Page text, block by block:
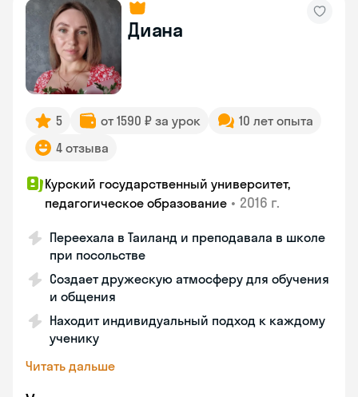
Диана
5 от 1590 ₽ за урок
10 лет опыта
4 отзыва
Курский государственный университет,
педагогическое образование • 2016 г.
Переехала в Таиланд и преподавала в школе
при посольстве
Создает дружескую атмосферу для обучения
и общения
Находит индивидуальный подход к каждому
ученику
Читать дальше